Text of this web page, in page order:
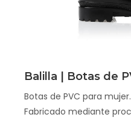
Scopri
Balilla | Botas de
Botas de PVC para
Fabricado mediante